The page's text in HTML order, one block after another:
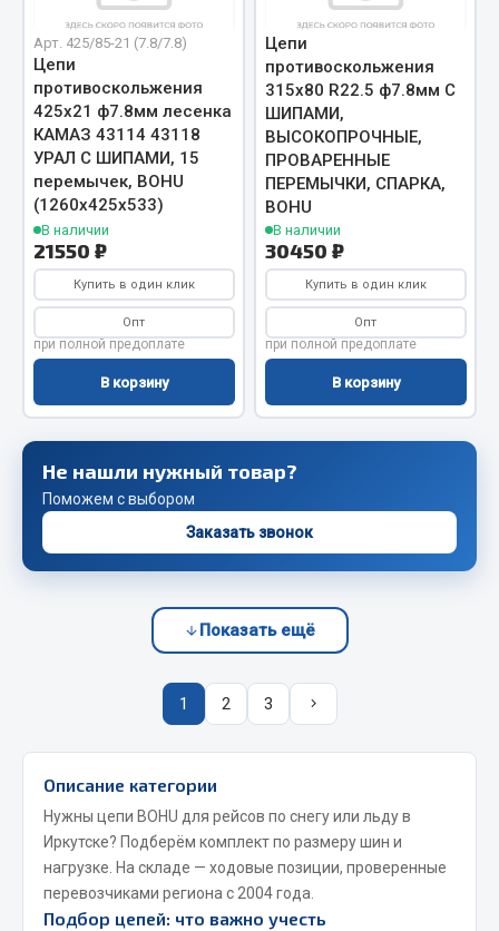
JSB
Mann-filter
Vic
Автоторг
Дифа
Цитрон
Фильтры DONALDSON
Показать ещё
Весь раздел
Всё для сварки
Маски, краги сварщика
Сварочное оборудование
Сварочные материалы
Весь раздел
CUMMINS HAFFEN
Подшипники
Весь раздел
Арт. 425/85-21 (7.8/7.8)
Цепи
противоскольжения
425х21 ф7.8мм лесенка
КАМАЗ 43114 43118
УРАЛ С ШИПАМИ, 15
перемычек, BOHU
(1260х425х533)
В наличии
21550 ₽
Купить в один клик
Опт
при полной предоплате
В корзину
Цепи
противоскольжения
315х80 R22.5 ф7.8мм С
ШИПАМИ,
ВЫСОКОПРОЧНЫЕ,
ПРОВАРЕННЫЕ
ПЕРЕМЫЧКИ, СПАРКА,
BOHU
В наличии
30450 ₽
Купить в один клик
Опт
при полной предоплате
В корзину
Не нашли нужный товар?
Поможем с выбором
Заказать звонок
Показать ещё
1 2 3
Описание категории
Нужны цепи BOHU для рейсов по снегу или льду в
Иркутске? Подберём комплект по размеру шин и
нагрузке. На складе — ходовые позиции, проверенные
перевозчиками региона с 2004 года.
Подбор цепей: что важно учесть